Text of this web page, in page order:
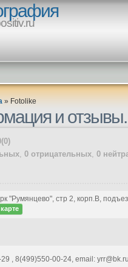
» Fotolike
и
, 0 отрицательных, 0
"Румянцево", стр 2, корп.В,
, 8(499)550-00-24, email: